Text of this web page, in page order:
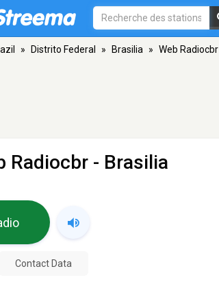
» Distrito Federal » Brasilia » Web Radiocbr
Radiocbr - Brasilia
Contact Data